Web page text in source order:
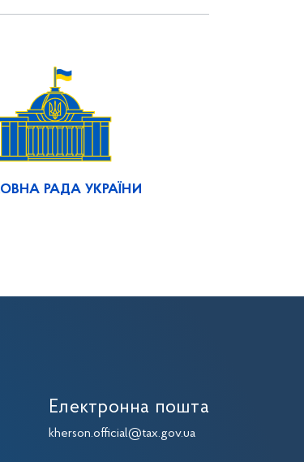
РАДА УКРАЇНИ
Електронна пошта
kherson.official@tax.gov.ua